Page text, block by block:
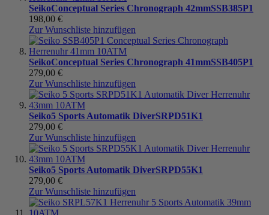
SeikoConceptual Series Chronograph 42mmSSB385P1
198,00 €
Zur Wunschliste hinzufügen
SeikoConceptual Series Chronograph 41mmSSB405P1
279,00 €
Zur Wunschliste hinzufügen
Seiko5 Sports Automatik DiverSRPD51K1
279,00 €
Zur Wunschliste hinzufügen
Seiko5 Sports Automatik DiverSRPD55K1
279,00 €
Zur Wunschliste hinzufügen